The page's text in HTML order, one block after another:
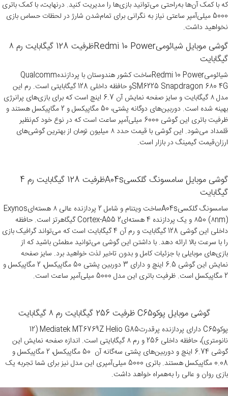
که با کمک آن‌ها به‌راحتی می‌توانید بازی‌ها را مدیریت کنید. درنهایت، با کمک باتری
5000 میلی‌آمپر ساعتی نیاز به نگرانی برای تمام‌شدن شارژ در لحظات حساس بازی
نخواهید داشت.
گوشی موبایل شیائومیRedmi 10 Powerظرفیت 128 گیگابایت رم ۸
گیگابایت
شیائومیRedmi 10 Powerساخت کشور هندوستان با پردازندهQualcomm
SM6225 Snapdragon 6۸0 4Gو حافظه داخلی 128 گیگابایتی است. رم این
مدل ۸ گیگابایت و سایز صفحه نمایش آن 6.7 اینچ است که برای بازی‌های پرانرژی
بهینه شده است. دوربین‌های دوگانه پشتی، 50 مگاپیکسل و 2 مگاپیکسل هستند و
ظرفیت باتری این گوشی 6000 میلی‌آمپر ساعت است که در نوع خود کم‌نظیر
قلمداد می‌شود. این گوشی با قیمت حدد ۸ میلیون تومان از بهترین گوشی‌های
ارزان‌قیمت گیمینگ در بازار است.
گوشی موبايل سامسونگ گلکسیA04sظرفیت 128 گیگابایت رم 4
گیگابایت
سامسونگ گلکسیA04sساخت ویتنام و شامل 2 پردازنده عالی ۸ هسته‌ایExynos
۸50 (۸nm) و یک پردازنده 4 هسته‌ایCortex-A55 2 گیگاهرتز است. حافظه
داخلی این گوشی 128 گیگابایت و رم آن 4 گیگابایت است که می‌تواند گرافیک بازی
را با سرعت بالا ارائه دهد. با داشتن این گوشی می‌توانید مطمئن باشید که از
بازی‌های موبایلی با جزئیات کامل و بدون تاخیر لذت خواهید برد. سایز صفحه
نمایش این گوشی 6.5 اینچ و دارای 3 دوربین پشتی 50 مگاپیکسل، 2 مگاپیکسل و
2 مگاپیکسل است. ظرفیت باتری این مدل 5000 میلی‌آمپر ساعت است.
گوشی موبایل پوکوC65 ظرفیت 256 گیگابایت رم ۸ گیگابایت
پوکوC65 دارای پردازنده پرقدرتMediatek MT6769Z Helio G85 (12
نانومتری)، حافظه داخلی 256 و رم ۸ گیگابایتی است. اندازه صفحه نمایش این
گوشی 6.74 اینچ و دوربین‌های پشتی سه‌گانه آن 50 مگاپیکسل، 2 مگاپیکسل و
0.08 مگاپیکسل هستند. باتری 5000 میلی‌آمپری این مدل نیز برای شما تجربه یک
بازی روان و عالی را به‌همراه خواهد داشت.